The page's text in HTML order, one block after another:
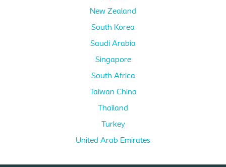
New Zealand
South Korea
Saudi Arabia
Singapore
South Africa
Taiwan China
Thailand
Turkey
United Arab Emirates